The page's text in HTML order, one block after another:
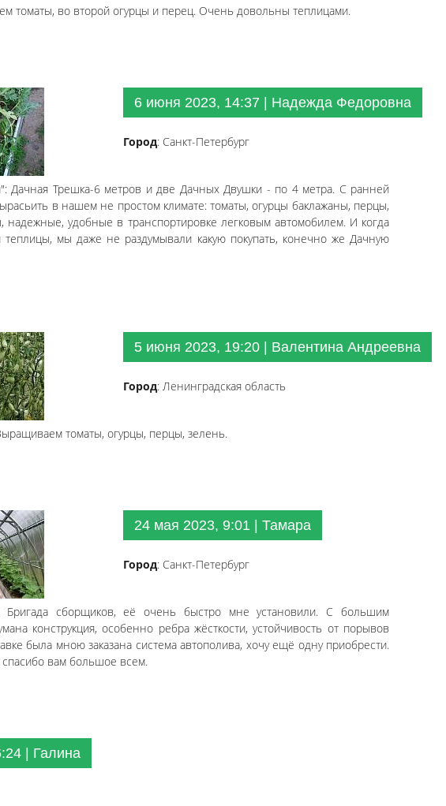
томаты, во второй огурцы и перец. Очень довольны теплицами.
6 июня 2023, 14:37 | Надежда Федоровна
Город: Санкт-Петербург
Дачная Трешка-6 метров и две Дачных Двушки - по 4 метра. С ранней
в нашем не простом климате: томаты, огурцы баклажаны, перцы,
удобные в транспортировке легковым автомобилем. И когда
мы даже не раздумывали какую покупать, конечно же Дачную
5 июня 2023, 19:20 | Валентина Андреевна
Город: Ленинградская область
томаты, огурцы, перцы, зелень.
24 мая 2023, 9:01 | Тамара
Город: Санкт-Петербург
сборщиков, её очень быстро мне установили. С большим
конструкция, особенно ребра жёсткости, устойчивость от порывов
была мною заказана система автополива, хочу ещё одну приобрести.
спасибо вам большое всем.
| Галина